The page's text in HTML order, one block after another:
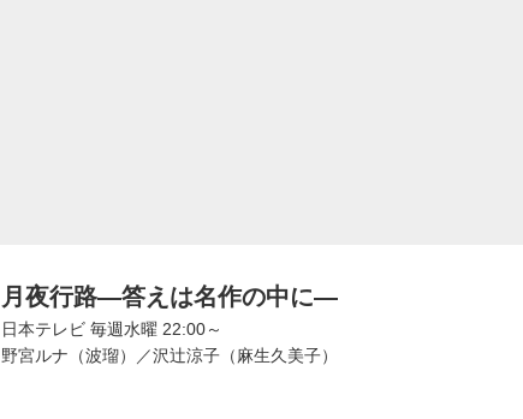
月夜行路―答えは名作の中に―
日本テレビ 毎週水曜 22:00～
野宮ルナ（波瑠）
／沢辻涼子（麻生久美子）